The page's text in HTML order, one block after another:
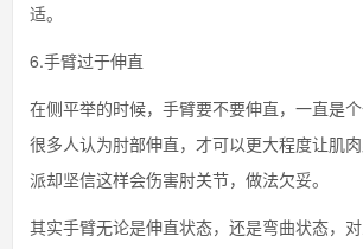
适。
6.手臂过于伸直
在侧平举的时候，手臂要不要伸直，一直是个
很多人认为肘部伸直，才可以更大程度让肌
派却坚信这样会伤害肘关节，做法欠妥。
其实手臂无论是伸直状态，还是弯曲状态，